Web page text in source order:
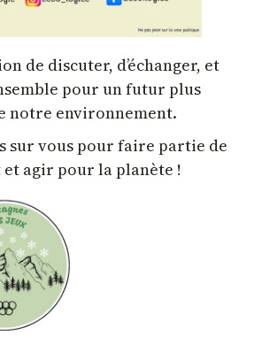
de discuter, d’échanger, et
pour un futur plus
notre environnement.
sur vous pour faire partie de
et agir pour la planète !